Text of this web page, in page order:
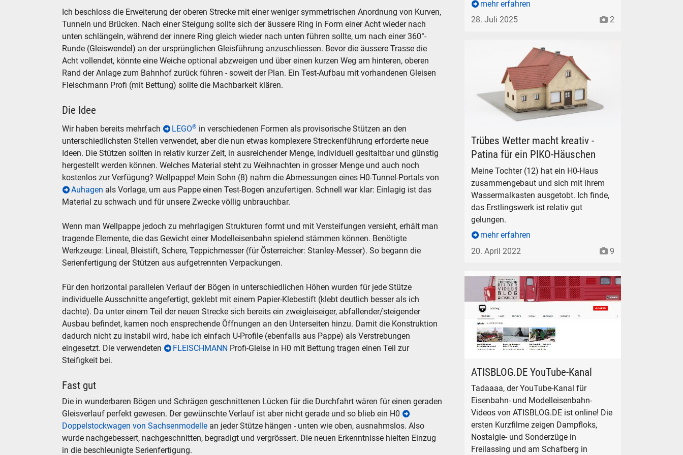
Ich beschloss die Erweiterung der oberen Strecke mit einer weniger symmetrischen Anordnung von Kurven,
Tunneln und Brücken. Nach einer Steigung sollte sich der äussere Ring in Form einer Acht wieder nach
unten schlängeln, während der innere Ring gleich wieder nach unten führen sollte, um nach einer 360°-
Runde (Gleiswendel) an der ursprünglichen Gleisführung anzuschliessen. Bevor die äussere Trasse die
Acht vollendet, könnte eine Weiche optional abzweigen und über einen kurzen Weg am hinteren, oberen
Rand der Anlage zum Bahnhof zurück führen - soweit der Plan. Ein Test-Aufbau mit vorhandenen Gleisen
Fleischmann Profi (mit Bettung) sollte die Machbarkeit klären.
Die Idee
Wir haben bereits mehrfach LEGO® in verschiedenen Formen als provisorische Stützen an den
unterschiedlichsten Stellen verwendet, aber die nun etwas komplexere Streckenführung erforderte neue
Ideen. Die Stützen sollten in relativ kurzer Zeit, in ausreichender Menge, individuell gesltaltbar und günstig
hergestellt werden können. Welches Material steht zu Weihnachten in grosser Menge und auch noch
kostenlos zur Verfügung? Wellpappe! Mein Sohn (8) nahm die Abmessungen eines H0-Tunnel-Portals von
Auhagen als Vorlage, um aus Pappe einen Test-Bogen anzufertigen. Schnell war klar: Einlagig ist das
Material zu schwach und für unsere Zwecke völlig unbrauchbar.
Wenn man Wellpappe jedoch zu mehrlagigen Strukturen formt und mit Versteifungen versieht, erhält man
tragende Elemente, die das Gewicht einer Modelleisenbahn spielend stämmen können. Benötigte
Werkzeuge: Lineal, Bleistift, Schere, Teppichmesser (für Österreicher: Stanley-Messer). So begann die
Serienfertigung der Stützen aus aufgetrennten Verpackungen.
Für den horizontal parallelen Verlauf der Bögen in unterschiedlichen Höhen wurden für jede Stütze
individuelle Ausschnitte angefertigt, geklebt mit einem Papier-Klebestift (klebt deutlich besser als ich
dachte). Da unter einem Teil der neuen Strecke sich bereits ein zweigleiseiger, abfallender/steigender
Ausbau befindet, kamen noch ensprechende Öffnungen an den Unterseiten hinzu. Damit die Konstruktion
dadurch nicht zu instabil wird, habe ich einfach U-Profile (ebenfalls aus Pappe) als Verstrebungen
eingesetzt. Die verwendeten
FLEISCHMANN Profi-Gleise in H0 mit Bettung tragen einen Teil zur
Steifigkeit bei.
Fast gut
Die in wunderbaren Bögen und Schrägen geschnittenen Lücken für die Durchfahrt wären für einen geraden
Gleisverlauf perfekt gewesen. Der gewünschte Verlauf ist aber nicht gerade und so blieb ein H0
Doppelstockwagen von Sachsenmodelle an jeder Stütze hängen - unten wie oben, ausnahmslos. Also
wurde nachgebessert, nachgeschnitten, begradigt und vergrössert. Die neuen Erkenntnisse hielten Einzug
in die beschleunigte Serienfertigung.
mehr erfahren
28. Juli 2025
2
Trübes Wetter macht kreativ -
Patina für ein PIKO-Häuschen
Meine Tochter (12) hat ein H0-Haus
zusammengebaut und sich mit ihrem
Wassermalkasten ausgetobt. Ich finde,
das Erstlingswerk ist relativ gut
gelungen.
mehr erfahren
20. April 2022
9
ATISBLOG.DE YouTube-Kanal
Tadaaaa, der YouTube-Kanal für
Eisenbahn- und Modelleisenbahn-
Videos von ATISBLOG.DE ist online! Die
ersten Kurzfilme zeigen Dampfloks,
Nostalgie- und Sonderzüge in
Freilassing und am Schafberg in